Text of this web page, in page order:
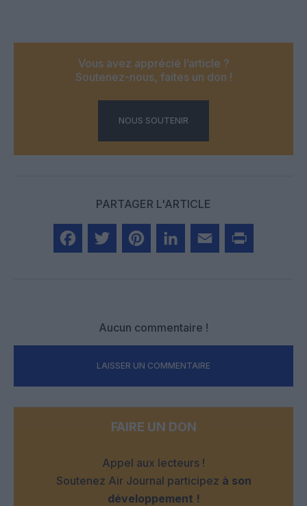
Vous avez apprécié l’article ?
Soutenez-nous, faites un don !
NOUS SOUTENIR
PARTAGER L'ARTICLE
Aucun commentaire !
LAISSER UN COMMENTAIRE
FAIRE UN DON
Appel aux lecteurs !
Soutenez Air Journal participez à son
développement !